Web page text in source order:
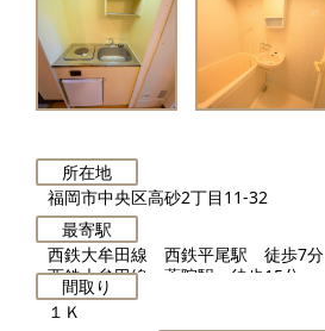
所在地
福岡市中央区高砂2丁目11-32
最寄駅
西鉄大牟田線 西鉄平尾駅 徒歩7分
西鉄大牟田線 薬院駅 徒歩15分
間取り
１Ｋ